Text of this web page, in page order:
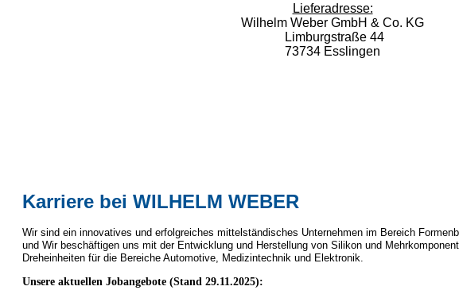
Lieferadresse:
Wilhelm Weber GmbH & Co. KG
Limburgstraße 44
73734 Esslingen
Karriere bei WILHELM WEBER
Wir sind ein innovatives und erfolgreiches mittelständisches Unternehmen im Bereich
und Wir beschäftigen uns mit der Entwicklung und Herstellung von Silikon und
Dreheinheiten für die Bereiche Automotive, Medizintechnik und Elektronik.
Unsere aktuellen Jobangebote (Stand 29.11.2025):